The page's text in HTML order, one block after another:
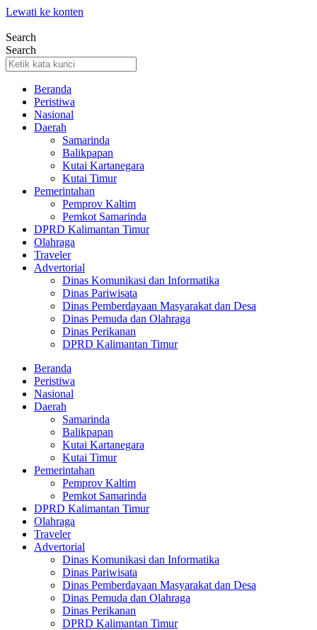
Lewati ke konten
Search
Search
Beranda
Peristiwa
Nasional
Daerah
Samarinda
Balikpapan
Kutai Kartanegara
Kutai Timur
Pemerintahan
Pemprov Kaltim
Pemkot Samarinda
DPRD Kalimantan Timur
Olahraga
Traveler
Advertorial
Dinas Komunikasi dan Informatika
Dinas Pariwisata
Dinas Pemberdayaan Masyarakat dan Desa
Dinas Pemuda dan Olahraga
Dinas Perikanan
DPRD Kalimantan Timur
Beranda
Peristiwa
Nasional
Daerah
Samarinda
Balikpapan
Kutai Kartanegara
Kutai Timur
Pemerintahan
Pemprov Kaltim
Pemkot Samarinda
DPRD Kalimantan Timur
Olahraga
Traveler
Advertorial
Dinas Komunikasi dan Informatika
Dinas Pariwisata
Dinas Pemberdayaan Masyarakat dan Desa
Dinas Pemuda dan Olahraga
Dinas Perikanan
DPRD Kalimantan Timur